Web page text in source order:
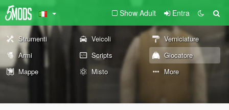
Show Adult Entra
Strumenti Veicoli
Verniciature
Armi
Scripts
Giocatore
Mappe
Misto More